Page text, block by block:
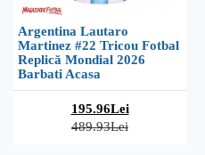
Argentina Lautaro
Martinez #22 Tricou Fotbal
Replică Mondial 2026
Barbati Acasa
195.96Lei
489.93Lei